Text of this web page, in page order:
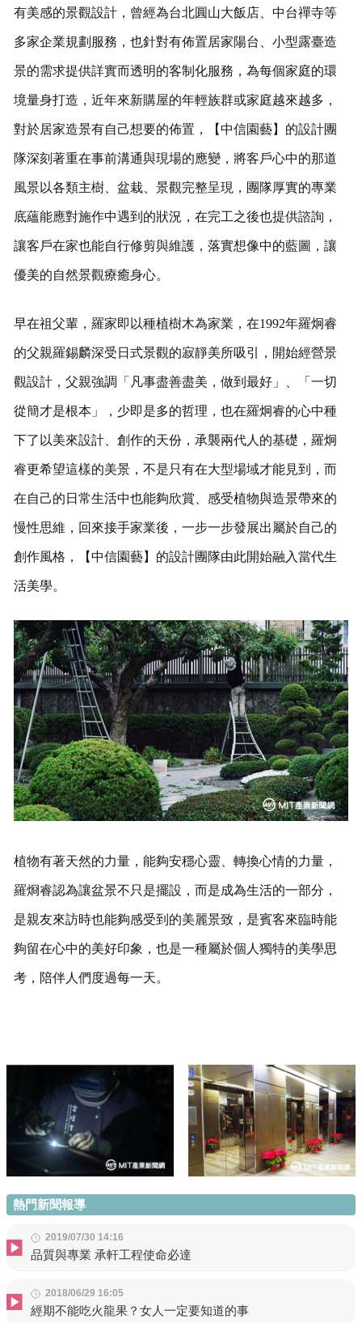
有美感的景觀設計，曾經為台北圓山大飯店、中台禪寺等
多家企業規劃服務，也針對有佈置居家陽台、小型露臺造
景的需求提供詳實而透明的客制化服務，為每個家庭的環
境量身打造，近年來新購屋的年輕族群或家庭越來越多，
對於居家造景有自己想要的佈置，【中信園藝】的設計團
隊深刻著重在事前溝通與現場的應變，將客戶心中的那道
風景以各類主樹、盆栽、景觀完整呈現，團隊厚實的專業
底蘊能應對施作中遇到的狀況，在完工之後也提供諮詢，
讓客戶在家也能自行修剪與維護，落實想像中的藍圖，讓
優美的自然景觀療癒身心。
早在祖父輩，羅家即以種植樹木為家業，在1992年羅炯睿
的父親羅錫麟深受日式景觀的寂靜美所吸引，開始經營景
觀設計，父親強調「凡事盡善盡美，做到最好」、「一切
從簡才是根本」，少即是多的哲理，也在羅炯睿的心中種
下了以美來設計、創作的天份，承襲兩代人的基礎，羅炯
睿更希望這樣的美景，不是只有在大型場域才能見到，而
在自己的日常生活中也能夠欣賞、感受植物與造景帶來的
慢性思維，回來接手家業後，一步一步發展出屬於自己的
創作風格，【中信園藝】的設計團隊由此開始融入當代生
活美學。
植物有著天然的力量，能夠安穩心靈、轉換心情的力量，
羅烱睿認為讓盆景不只是擺設，而是成為生活的一部分，
是親友來訪時也能夠感受到的美麗景致，是賓客來臨時能
夠留在心中的美好印象，也是一種屬於個人獨特的美學思
考，陪伴人們度過每一天。
熱門新聞報導
2019/07/30 14:16
品質與專業 承軒工程使命必達
2018/06/29 16:05
經期不能吃火龍果？女人一定要知道的事